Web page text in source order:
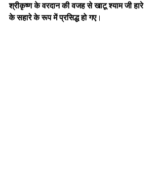
श्रीकृष्ण के वरदान की वजह से खाटू श्याम जी हारे
के सहारे के रूप में प्रसिद्ध हो गए।